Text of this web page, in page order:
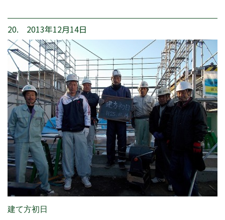
20. 2013年12月14日
建て方初日